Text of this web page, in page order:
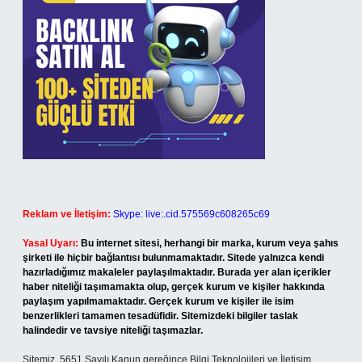
Reklam ve İletişim: Skype: live:.cid.575569c608265c69
Yasal Uyarı: Bu internet sitesi, herhangi bir marka, kurum veya şahıs
şirketi ile hiçbir bağlantısı bulunmamaktadır. Sitede yalnızca kendi
hazırladığımız makaleler paylaşılmaktadır. Burada yer alan içerikler
haber niteliği taşımamakta olup, gerçek kurum ve kişiler hakkında
paylaşım yapılmamaktadır. Gerçek kurum ve kişiler ile isim
benzerlikleri tamamen tesadüfidir. Sitemizdeki bilgiler taslak
halindedir ve tavsiye niteliği taşımazlar.
Sitemiz, 5651 Sayılı Kanun gereğince Bilgi Teknolojileri ve İletişim